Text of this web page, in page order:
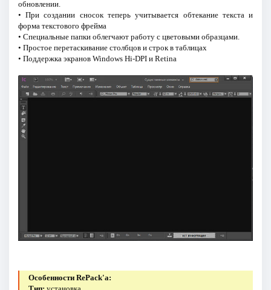
обновлении.
• При создании сносок теперь учитывается обтекание текста и
форма текстового фрейма
• Специальные папки облегчают работу с цветовыми образцами.
• Простое перетаскивание столбцов и строк в таблицах
• Поддержка экранов Windows Hi-DPI и Retina
Особенности RePack'a: